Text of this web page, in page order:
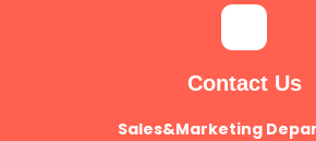
Contact Us
Sales&Marketing